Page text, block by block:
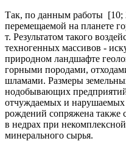
Так, по данным работы [10;
перемещаемой на планете
т. Результатом такого
техногенных массивов -
природном ландшафте
горными породами,
шламами. Размеры
нодобывающих
отчуждаемых и нарушаемых
рождений сопряжена также
в недрах при
минерального сырья.